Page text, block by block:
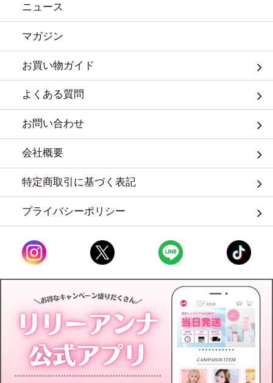
ニュース
マガジン
お買い物ガイド
よくある質問
お問い合わせ
会社概要
特定商取引に基づく表記
プライバシーポリシー